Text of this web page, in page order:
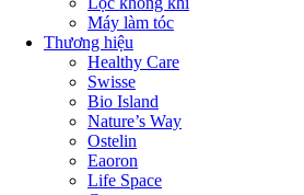
Máy làm tóc
Thương hiệu
Healthy Care
Swisse
Bio Island
Nature’s Way
Ostelin
Eaoron
Life Space